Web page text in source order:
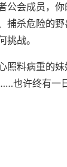
公会成员，
杀危险的野
挑战。
照料病重的妹
也许终有一